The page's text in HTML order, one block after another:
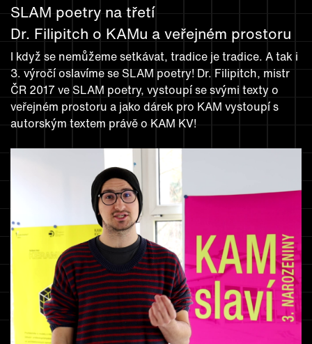
SLAM poetry na třetí
Dr. Filipitch o KAMu a veřejném prostoru
I když se nemůžeme setkávat, tradice je tradice. A tak i
3. výročí oslavíme se SLAM poetry! Dr. Filipitch, mistr
ČR 2017 ve SLAM poetry, vystoupí se svými texty o
veřejném prostoru a jako dárek pro KAM vystoupí s
autorským textem právě o KAM KV!